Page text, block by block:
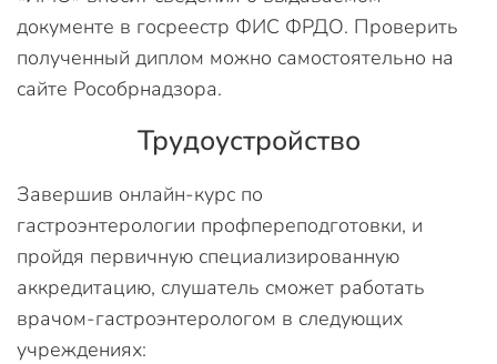
документе в госреестр ФИС ФРДО. Проверить
полученный диплом можно самостоятельно на
сайте Рособрнадзора.
Трудоустройство
Завершив онлайн-курс по
гастроэнтерологии профпереподготовки, и
пройдя первичную специализированную
аккредитацию, слушатель сможет работать
врачом-гастроэнтерологом в следующих
учреждениях: